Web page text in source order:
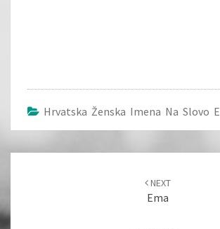
Hrvatska Ženska Imena Na Slovo E
NEXT
Ema